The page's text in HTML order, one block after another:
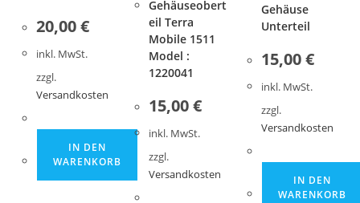
20,00€
inkl. MwSt.
zzgl.
Versandkosten
IN DEN
WARENKORB
Gehäuseobert
eil Terra
Mobile 1511
Model :
1220041
15,00€
inkl. MwSt.
zzgl.
Versandkosten
Gehäuse
Unterteil
15,00€
inkl. MwSt.
zzgl.
Versandkosten
IN DEN
WARENKORB